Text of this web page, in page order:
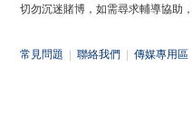
切勿沉迷賭博，如需尋求輔導協助
常見問題 聯絡我們 傳媒專用區